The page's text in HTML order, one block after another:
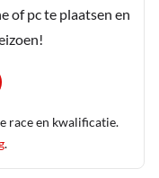
of pc te plaatsen en
race en kwalificatie.
.